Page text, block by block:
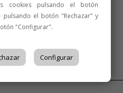
cookies pulsando el botón
pulsando el botón "Rechazar" y
"Configurar".
Configurar